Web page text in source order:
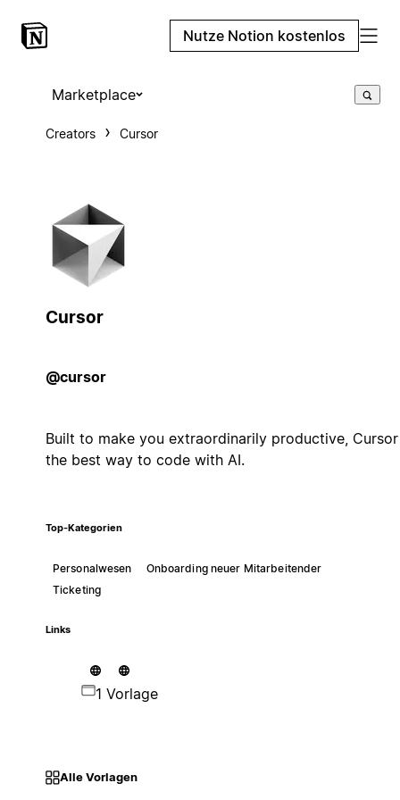
Nutze Notion kostenlos
Marketplace
Creators Cursor
Cursor
@cursor
Built to make you extraordinarily productive,
the best way to code with AI.
Top-Kategorien
Personalwesen
Onboarding neuer Mitarbeitender
Ticketing
Links
1 Vorlage
Alle Vorlagen